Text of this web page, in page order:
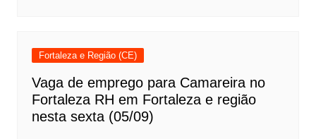
Fortaleza e Região (CE)
Vaga de emprego para Camareira no
Fortaleza RH em Fortaleza e região
nesta sexta (05/09)